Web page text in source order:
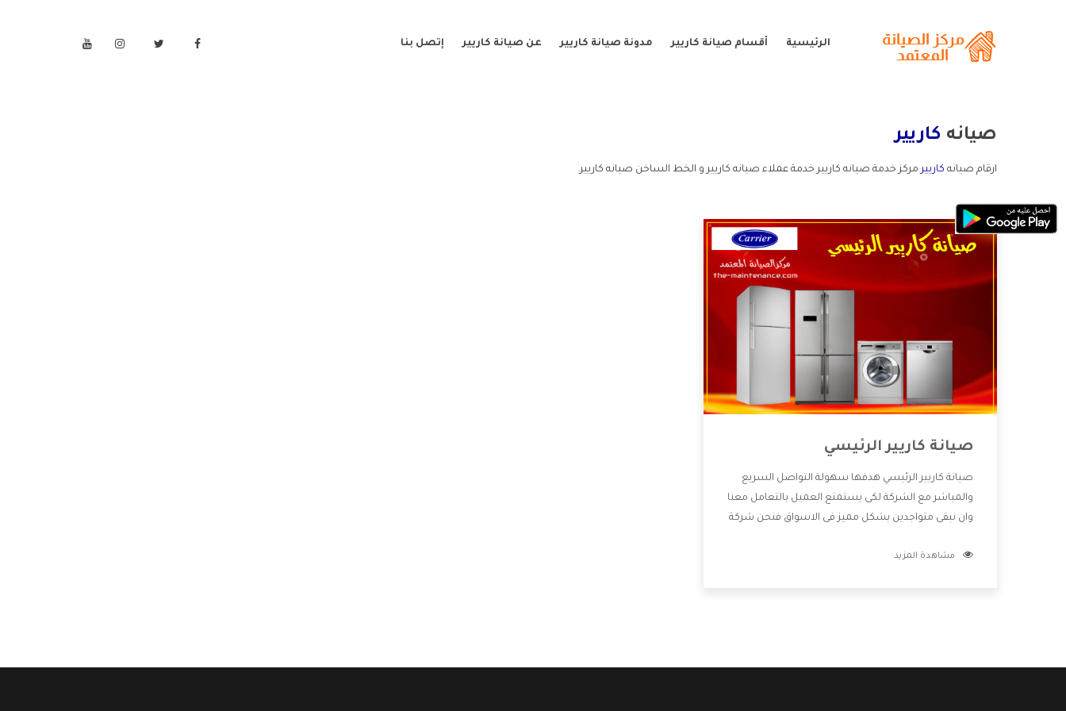
الرئيسية أقسام صيانة كاريير مدونة صيانة كاريير عن صيانة كاريير إتصل بنا
صيانه كاريير
ارقام صيانه كارييرمركز خدمة صيانه كاريير خدمة عملاء صيانه كاريير و الخط الساخن صيانه كاريير.
صيانة كاريير الرئيسي
صيانة كاريير الرئيسي هدفها سهولة التواصل السريع
والمباشر مع الشركة لكى يستمتع العميل بالتعامل معنا
وان نبقى متواجدين بشكل مميز فى الاسواق فنحن شركة
بالخدمات التى تنفرد الشركة بها والتى تكون منها خدمة
مشاهدة المزيد